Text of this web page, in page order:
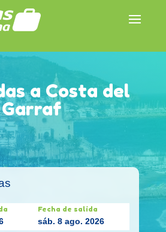
a Costa del
Garraf
Fecha de salida
sáb. 8 ago. 2026